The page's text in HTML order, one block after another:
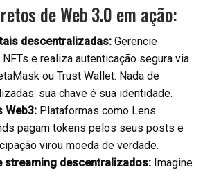
de Web 3.0 em ação:
descentralizadas: Gerencie
e realiza autenticação segura via
ou Trust Wallet. Nada de
sua chave é sua identidade.
Web3: Plataformas como Lens
pagam tokens pelos seus posts e
virou moeda de verdade.
streaming descentralizados: Imagine